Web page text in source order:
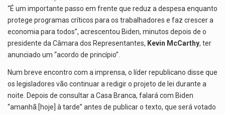
“É um importante passo em frente que reduz a despesa enquanto
protege programas críticos para os trabalhadores e faz crescer a
economia para todos”, acrescentou Biden, minutos depois de o
presidente da Câmara dos Representantes, Kevin McCarthy, ter
anunciado um “acordo de princípio”.
Num breve encontro com a imprensa, o líder republicano disse que
os legisladores vão continuar a redigir o projeto de lei durante a
noite. Depois de consultar a Casa Branca, falará com Biden
“amanhã [hoje] à tarde” antes de publicar o texto, que será votado